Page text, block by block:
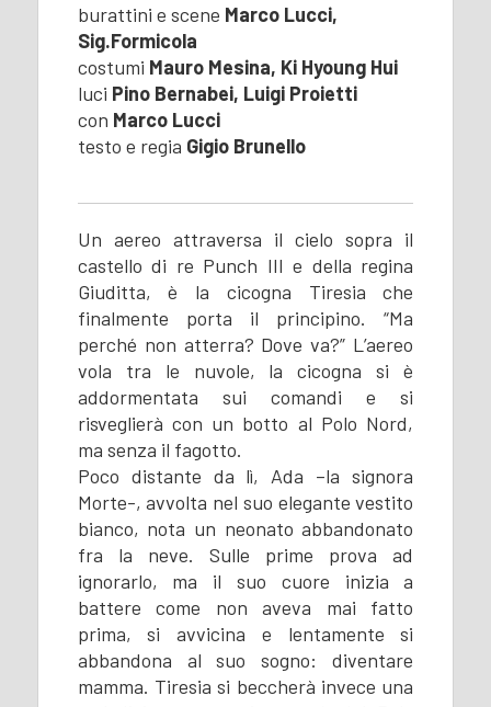
burattini e scene Marco Lucci,
Sig.Formicola
costumi Mauro Mesina, Ki Hyoung Hui
luci Pino Bernabei, Luigi Proietti
con Marco Lucci
testo e regia Gigio Brunello
Un aereo attraversa il cielo sopra il
castello di re Punch III e della regina
Giuditta, è la cicogna Tiresia che
finalmente porta il principino. “Ma
perché non atterra? Dove va?” L’aereo
vola tra le nuvole, la cicogna si è
addormentata sui comandi e si
risveglierà con un botto al Polo Nord,
ma senza il fagotto.
Poco distante da lì, Ada –la signora
Morte-, avvolta nel suo elegante vestito
bianco, nota un neonato abbandonato
fra la neve. Sulle prime prova ad
ignorarlo, ma il suo cuore inizia a
battere come non aveva mai fatto
prima, si avvicina e lentamente si
abbandona al suo sogno: diventare
mamma. Tiresia si beccherà invece una